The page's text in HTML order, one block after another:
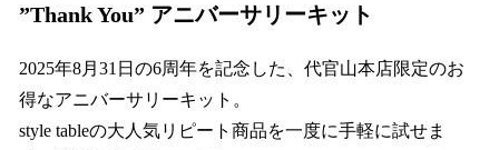
”Thank You” アニバーサリーキット
2025年8月31日の6周年を記念した、代官山本店限定のお
得なアニバーサリーキット。
style tableの大人気リピート商品を一度に手軽に試せま